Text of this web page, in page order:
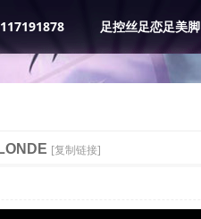
足控丝足恋足美脚
[复制链接]